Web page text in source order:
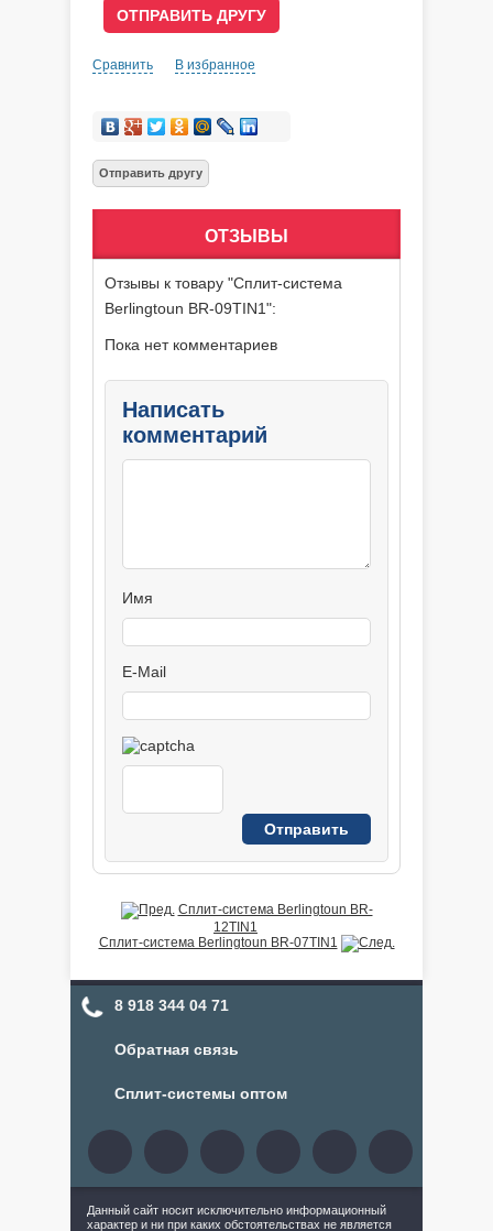
Сравнить В избранное
ОТЗЫВЫ
Отзывы к товару "Сплит-система
Berlingtoun BR-09TIN1":
Пока нет комментариев
Написать
комментарий
Имя
E-Mail
Сплит-система Berlingtoun BR-
12TIN1
Сплит-система Berlingtoun BR-07TIN1
8 918 344 04 71
Обратная связь
Сплит-системы оптом
Данный сайт носит исключительно информационный
характер и ни при каких обстоятельствах не является